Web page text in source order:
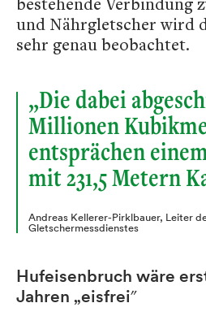
und Nährgletscher wird
sehr genau beobachtet.
„Die dabei
Millionen
entsprächen
mit 231,5 Metern
Andreas Kellerer-Pirklbauer, Leiter
Gletschermessdienstes
Hufeisenbruch wäre
Jahren „eisfrei"